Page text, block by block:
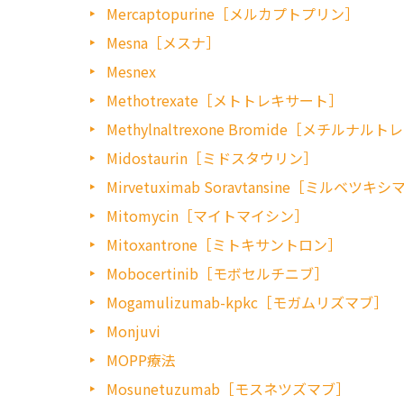
Mercaptopurine［メルカプトプリン］
Mesna［メスナ］
Mesnex
Methotrexate［メトトレキサート］
Methylnaltrexone Bromide［メチルナルトレ
Midostaurin［ミドスタウリン］
Mirvetuximab Soravtansine［ミルベツキシマ
Mitomycin［マイトマイシン］
Mitoxantrone［ミトキサントロン］
Mobocertinib［モボセルチニブ］
Mogamulizumab-kpkc［モガムリズマブ］
Monjuvi
MOPP療法
Mosunetuzumab［モスネツズマブ］